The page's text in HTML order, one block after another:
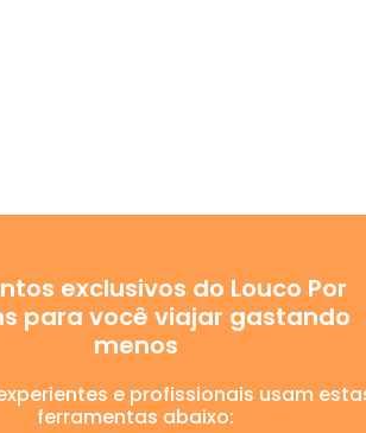
exclusivos do Louco Por
para você viajar gastando
menos
e profissionais usam
ferramentas abaixo: